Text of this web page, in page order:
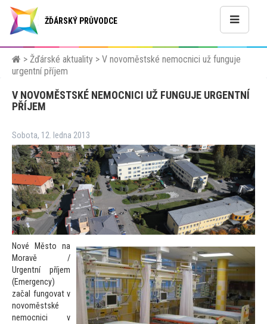
ŽĎÁRSKÝ PRŮVODCE
> Žďárské aktuality > V novoměstské nemocnici už funguje
urgentní příjem
V NOVOMĚSTSKÉ NEMOCNICI UŽ FUNGUJE URGENTNÍ
PŘÍJEM
Sobota, 12. ledna 2013
Nové Město na
Moravě /
Urgentní příjem
(Emergency)
začal fungovat v
novoměstské
nemocnici v